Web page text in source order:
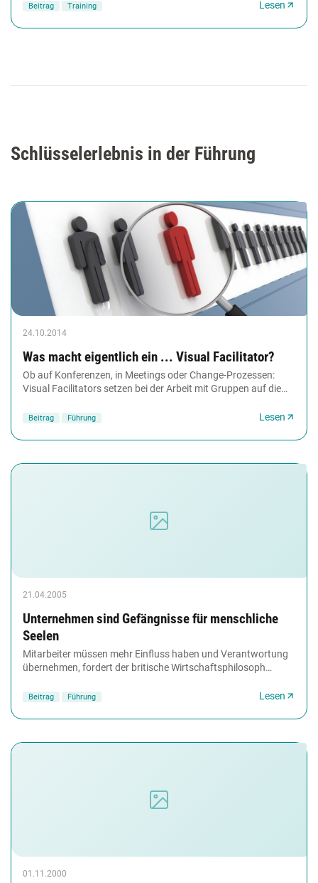
Beitrag Training Lesen
Schlüsselerlebnis in der Führung
24.10.2014
Was macht eigentlich ein ... Visual Facilitator?
Ob auf Konferenzen, in Meetings oder Change-Prozessen:
Visual Facilitators setzen bei der Arbeit mit Gruppen auf die
Beitrag Führung Lesen
21.04.2005
Unternehmen sind Gefängnisse für menschliche
Seelen
Mitarbeiter müssen mehr Einfluss haben und Verantwortung
übernehmen, fordert der britische Wirtschaftsphilosoph
Beitrag Führung Lesen
01.11.2000